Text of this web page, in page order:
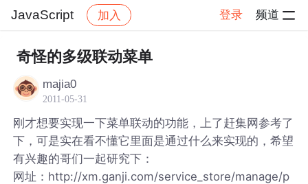
JavaScript 加入 登录 频道
社区 JavaScript 帖子详情
奇怪的多级联动菜单
majia0
2011-05-31
刚才想要实现一下菜单联动的功能，上了赶集网参考了
下，可是实在看不懂它里面是通过什么来实现的，希望
有兴趣的哥们一起研究下：
网址：http://xm.ganji.com/service_store/manage/p